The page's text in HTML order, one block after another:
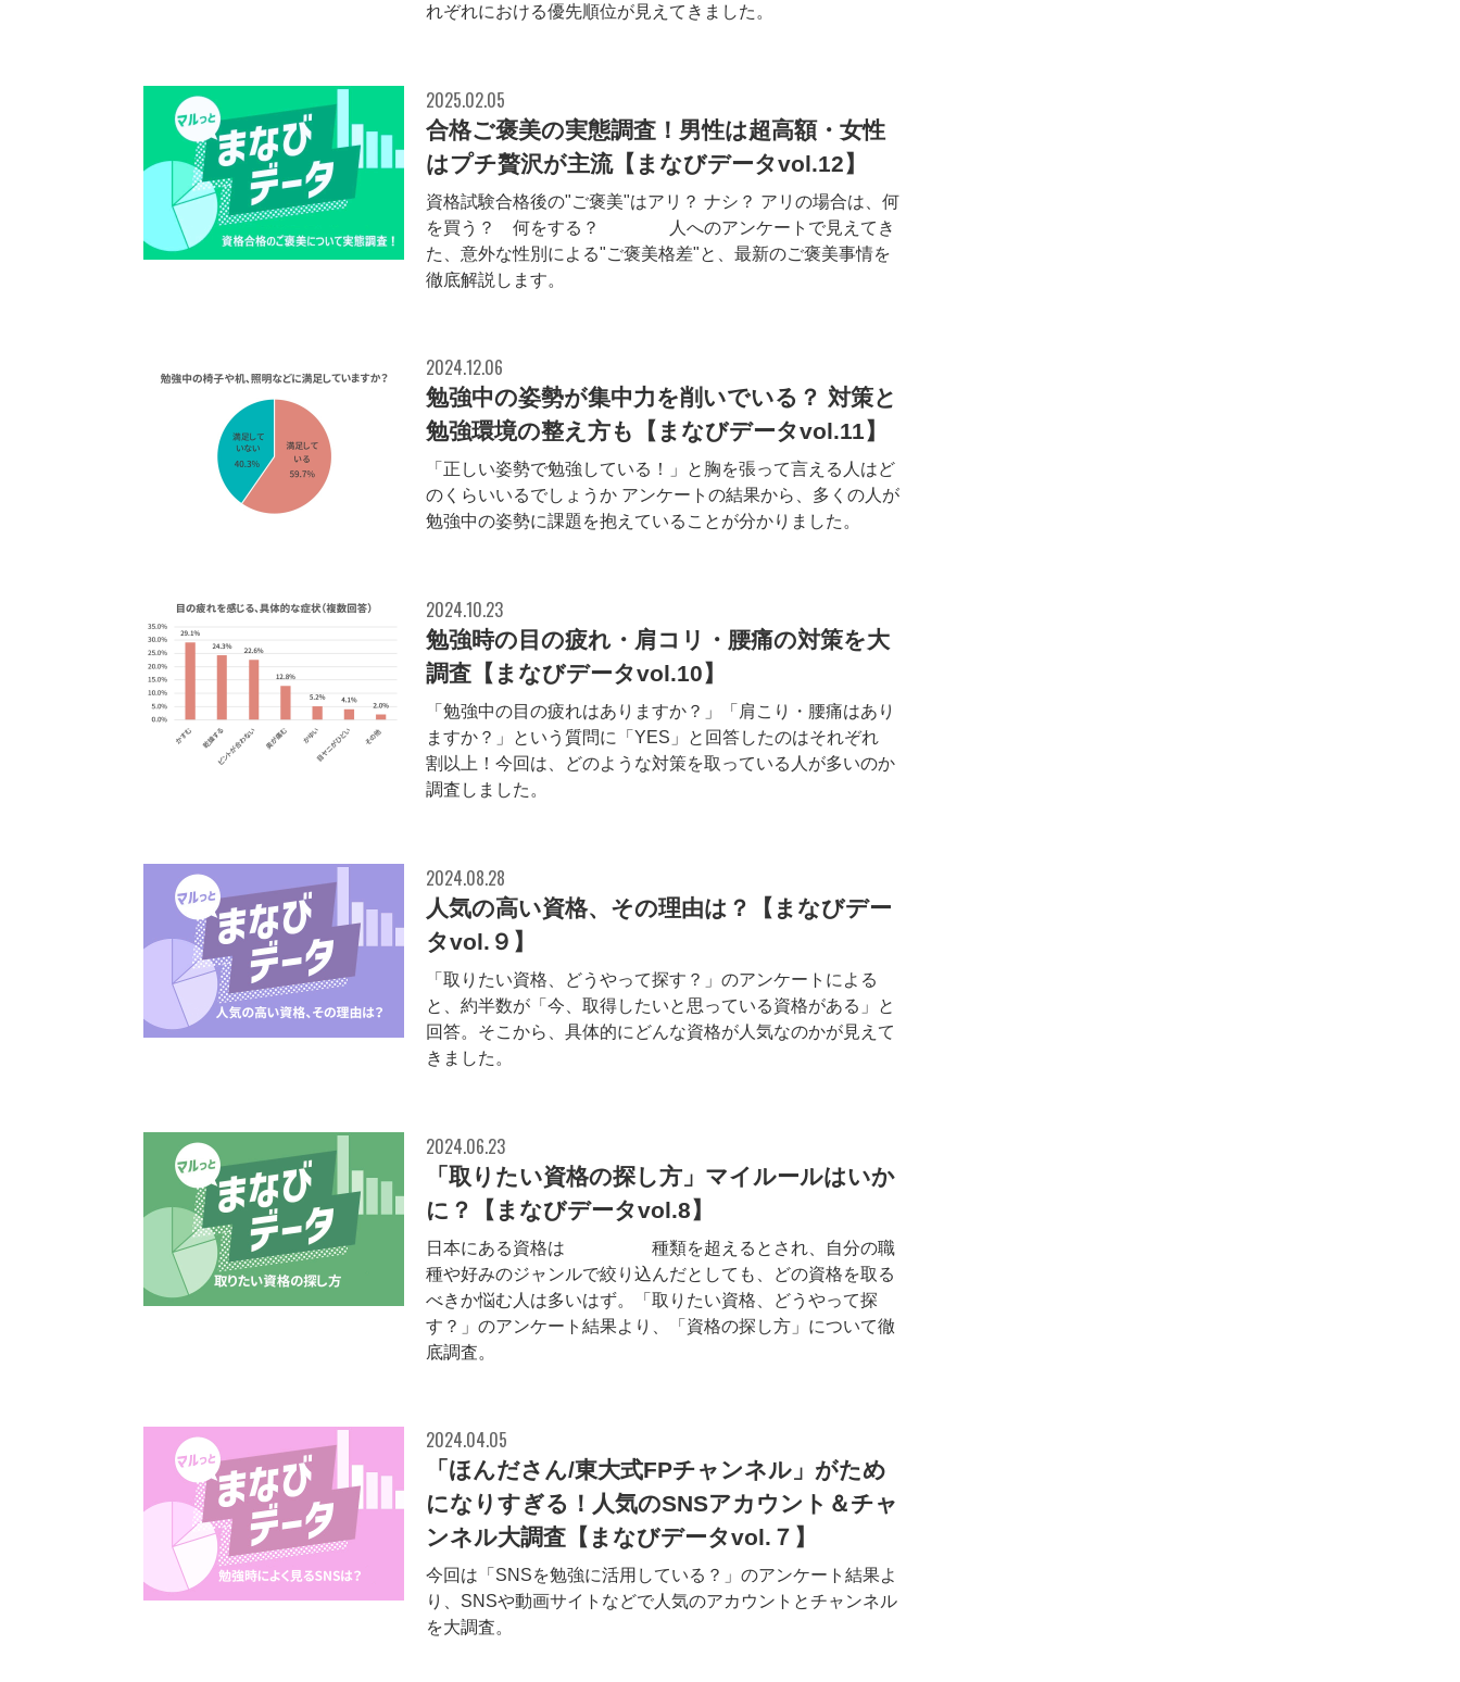
れぞれにおける優先順位が見えてきました。
2025.02.05
合格ご褒美の実態調査！男性は超高額・女性
はプチ贅沢が主流【まなびデータvol.12】
資格試験合格後の"ご褒美"はアリ？ ナシ？ アリの場合は、何
を買う？ 何をする？ 702人へのアンケートで見えてき
た、意外な性別による"ご褒美格差"と、最新のご褒美事情を
徹底解説します。
2024.12.06
勉強中の姿勢が集中力を削いでいる？ 対策と
勉強環境の整え方も【まなびデータvol.11】
「正しい姿勢で勉強している！」と胸を張って言える人はど
のくらいいるでしょうか アンケートの結果から、多くの人が
勉強中の姿勢に課題を抱えていることが分かりました。
2024.10.23
勉強時の目の疲れ・肩コリ・腰痛の対策を大
調査【まなびデータvol.10】
「勉強中の目の疲れはありますか？」「肩こり・腰痛はあり
ますか？」という質問に「YES」と回答したのはそれぞれ7
割以上！今回は、どのような対策を取っている人が多いのか
調査しました。
2024.08.28
人気の高い資格、その理由は？【まなびデー
タvol.９】
「取りたい資格、どうやって探す？」のアンケートによる
と、約半数が「今、取得したいと思っている資格がある」と
回答。そこから、具体的にどんな資格が人気なのかが見えて
きました。
2024.06.23
「取りたい資格の探し方」マイルールはいか
に？【まなびデータvol.8】
日本にある資格は1000種類を超えるとされ、自分の職
種や好みのジャンルで絞り込んだとしても、どの資格を取る
べきか悩む人は多いはず。「取りたい資格、どうやって探
す？」のアンケート結果より、「資格の探し方」について徹
底調査。
2024.04.05
「ほんださん/東大式FPチャンネル」がため
になりすぎる！人気のSNSアカウント＆チャ
ンネル大調査【まなびデータvol.７】
今回は「SNSを勉強に活用している？」のアンケート結果よ
り、SNSや動画サイトなどで人気のアカウントとチャンネル
を大調査。